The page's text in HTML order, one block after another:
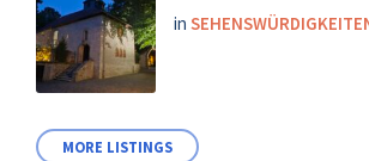
in
MORE LISTINGS